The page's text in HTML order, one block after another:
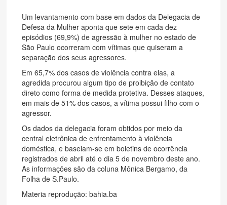
Um levantamento com base em dados da Delegacia de
Defesa da Mulher aponta que sete em cada dez
episódios (69,9%) de agressão à mulher no estado de
São Paulo ocorreram com vítimas que quiseram a
separação dos seus agressores.
Em 65,7% dos casos de violência contra elas, a
agredida procurou algum tipo de proibição de contato
direto como forma de medida protetiva. Desses ataques,
em mais de 51% dos casos, a vítima possui filho com o
agressor.
Os dados da delegacia foram obtidos por meio da
central eletrônica de enfrentamento à violência
doméstica, e baseiam-se em boletins de ocorrência
registrados de abril até o dia 5 de novembro deste ano.
As informações são da coluna Mônica Bergamo, da
Folha de S.Paulo.
Materia reprodução: bahia.ba